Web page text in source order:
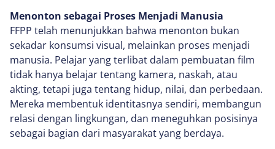
Menonton sebagai Proses Menjadi Manusia
FFPP telah menunjukkan bahwa menonton bukan
sekadar konsumsi visual, melainkan proses menjadi
manusia. Pelajar yang terlibat dalam pembuatan film
tidak hanya belajar tentang kamera, naskah, atau
akting, tetapi juga tentang hidup, nilai, dan perbedaan.
Mereka membentuk identitasnya sendiri, membangun
relasi dengan lingkungan, dan meneguhkan posisinya
sebagai bagian dari masyarakat yang berdaya.